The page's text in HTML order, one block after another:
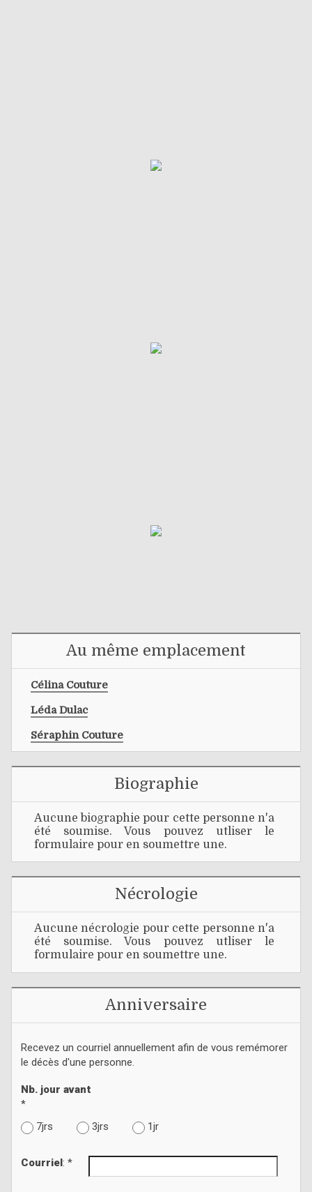
Au même emplacement
Célina Couture
Léda Dulac
Séraphin Couture
Biographie
Aucune biographie pour cette personne n'a
été soumise. Vous pouvez utliser le
formulaire pour en soumettre une.
Nécrologie
Aucune nécrologie pour cette personne n'a
été soumise. Vous pouvez utliser le
formulaire pour en soumettre une.
Anniversaire
Recevez un courriel annuellement afin de vous remémorer
le décès d'une personne.
Nb. jour avant
*
7jrs
3jrs 1jr
Courriel : *